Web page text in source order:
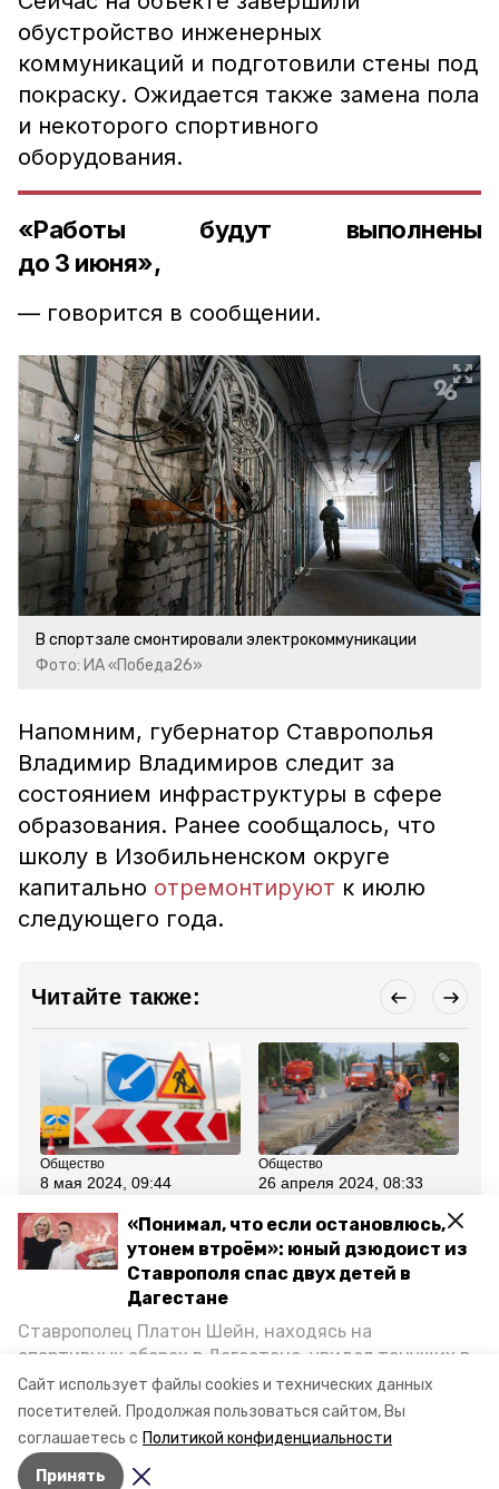
Сайт использует файлы cookies и технических данных
посетителей. Продолжая пользоваться сайтом, Вы
соглашаетесь с Политикой конфиденциальности
Принять
«Понимал, что если остановлюсь,
утонем втроём»: юный дзюдоист из
Ставрополя спас двух детей в
Дагестане
Ставрополец Платон Шейн, находясь на
спортивных сборах в Дегестане, увидел тонущих в
Каспийском море детей и бросился на помощь. По
возвращении домой, отважного мальчика
пригласили в министерство образования края и
наградили. Корреспондент «Победы26» пообщался
с юным героем.
обустройство инженерных
коммуникаций и подготовили стены под
покраску. Ожидается также замена пола
и некоторого спортивного
оборудования.
«Работы будут выполнены
до 3 июня»,
— говорится в сообщении.
В спортзале смонтировали электрокоммуникации
Фото: ИА «Победа26»
Напомним, губернатор Ставрополья
Владимир Владимиров следит за
состоянием инфраструктуры в сфере
образования. Ранее сообщалось, что
школу в Изобильненском округе
капитально отремонтируют к июлю
следующего года.
Читайте также:
Общество
8 мая 2024, 09:44
закроют в Ставрополе
на месяц для ремонта
теплосети
Общество
26 апреля 2024, 08:33
ставропольских трасс
стартовал ремонт по
нацпроекту
Все новости
георгиевский округ ремонт спортзала
Авторы: Мария Королёва